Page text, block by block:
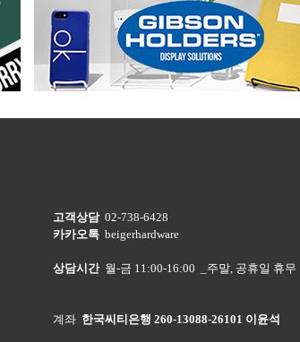
고객상담02-738-6428
카카오톡 beigerhardware
상담시간월-금 11:00-16:00 _주말, 공휴일 휴무
계좌 한국씨티은행 260-13088-26101 이윤석